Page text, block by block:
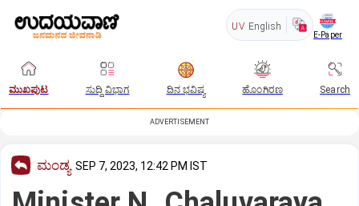
UV English
E-Paper
ಮುಖಪುಟ ಸುದ್ದಿ ವಿಭಾಗ ದಿನ ಭವಿಷ್ಯ ಹೊಂಗಿರಣ Search
ADVERTISEMENT
ಮಂಡ್ಯ SEP 7, 2023, 12:42 PM IST